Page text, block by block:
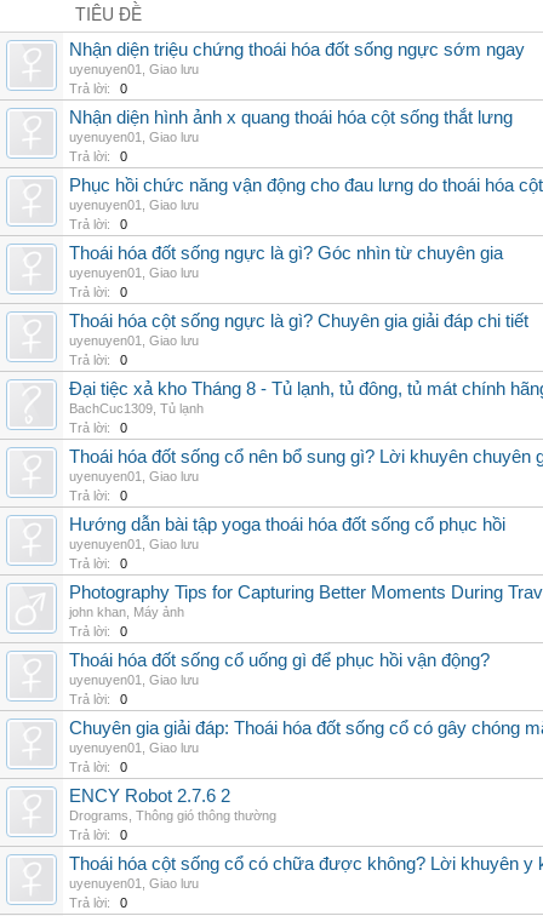
TIÊU ĐỀ
Nhận diện triệu chứng thoái hóa đốt sống ngực sớm ngay
uyenuyen01
Giao lưu
Trả lời:
0
Nhận diện hình ảnh x quang thoái hóa cột sống thắt lưng
uyenuyen01
Giao lưu
Trả lời:
0
Phục hồi chức năng vận động cho đau lưng do thoái hóa
uyenuyen01
Giao lưu
Trả lời:
0
Thoái hóa đốt sống ngực là gì? Góc nhìn từ chuyên gia
uyenuyen01
Giao lưu
Trả lời:
0
Thoái hóa cột sống ngực là gì? Chuyên gia giải đáp chi tiết
uyenuyen01
Giao lưu
Trả lời:
0
Đại tiệc xả kho Tháng 8 - Tủ lạnh, tủ đông, tủ mát chính
BachCuc1309 Tủ lạnh
Trả lời:
0
Thoái hóa đốt sống cổ nên bổ sung gì? Lời khuyên chuyên
uyenuyen01
Giao lưu
Trả lời:
0
Hướng dẫn bài tập yoga thoái hóa đốt sống cổ phục hồi
uyenuyen01
Giao lưu
Trả lời:
0
Photography Tips for Capturing Better Moments During
john khan Máy ảnh
Trả lời:
0
Thoái hóa đốt sống cổ uống gì để phục hồi vận động?
uyenuyen01
Giao lưu
Trả lời:
0
Chuyên gia giải đáp: Thoái hóa đốt sống cổ có gây chóng
uyenuyen01
Giao lưu
Trả lời:
0
ENCY Robot 2.7.6 2
Drograms Thông gió thông thường
Trả lời:
0
Thoái hóa cột sống cổ có chữa được không? Lời khuyên y
uyenuyen01
Giao lưu
Trả lời:
0